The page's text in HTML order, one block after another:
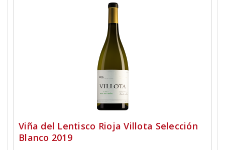
Viña del Lentisco Rioja Villota Selección
Blanco 2019